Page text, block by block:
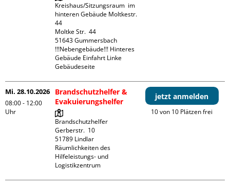
Kreishaus/Sitzungsraum  im
hinteren Gebäude Moltkestr.
44
Moltke Str.  44
51643 Gummersbach
!!!Nebengebäude!!! Hinteres
Gebäude Einfahrt Linke
Gebäudeseite
Mi. 28.10.2026
08:00 - 12:00
Uhr
Brandschutzhelfer &
Evakuierungshelfer
Brandschutzhelfer
Gerberstr.  10
51789 Lindlar
Räumlichkeiten des
Hilfeleistungs- und
Logistikzentrum
jetzt anmelden
10 von 10 Plätzen frei